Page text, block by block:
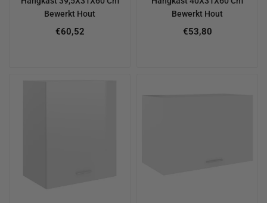
Bewerkt Hout
€60,52
Bewerkt Hout
€53,80